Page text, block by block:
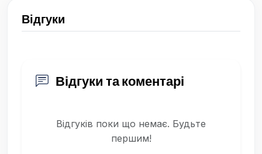
Відгуки
Відгуки та коментарі
Відгуків поки що немає. Будьте
першим!